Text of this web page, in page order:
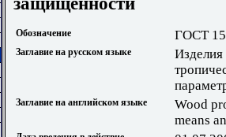
Обозначение ГОСТ
Заглавие на русском языке
Изделия
Заглавие на английском языке
Wood
means